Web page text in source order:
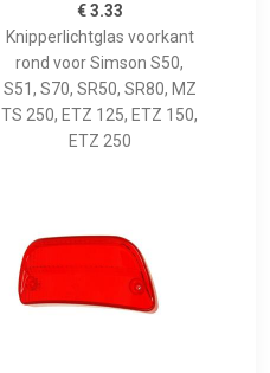
€ 3.33
Knipperlichtglas voorkant
rond voor Simson S50,
S51, S70, SR50, SR80, MZ
TS 250, ETZ 125, ETZ 150,
ETZ 250